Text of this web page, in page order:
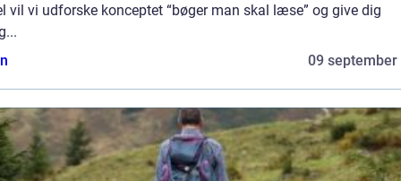
vil vi udforske konceptet “bøger man skal læse” og give dig
09 september